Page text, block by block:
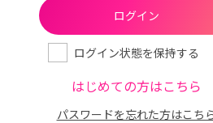
ログイン状態を保持する
はじめての方はこちら
パスワードを忘れた方はこち